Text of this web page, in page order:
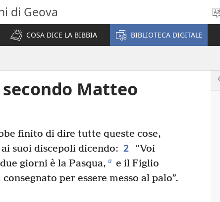
di Geova
COSA DICE LA BIBBIA BIBLIOTECA DIGITALE
Matteo
finito di dire tutte queste cose,
suoi discepoli dicendo: 2
“Voi
giorni è la Pasqua, a e il Figlio
per essere messo al palo”.